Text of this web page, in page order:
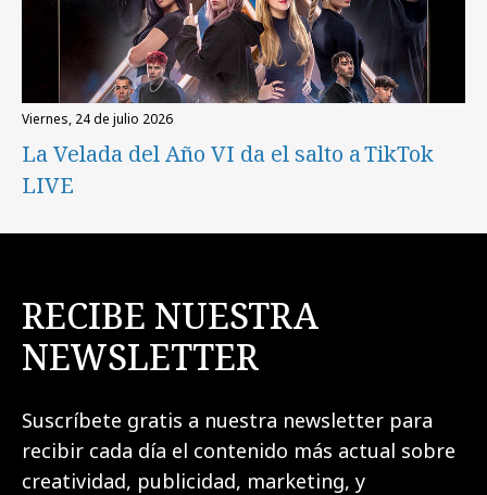
viernes, 24 de julio 2026
La Velada del Año VI da el salto a TikTok
LIVE
RECIBE NUESTRA
NEWSLETTER
Suscríbete gratis a nuestra newsletter para
recibir cada día el contenido más actual sobre
creatividad, publicidad, marketing, y